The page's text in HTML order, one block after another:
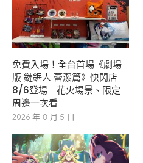
免費入場！全台首場《劇場
版 鏈鋸人 蕾潔篇》快閃店
8/6登場 花火場景、限定
周邊一次看
2026 年 8 月 5 日